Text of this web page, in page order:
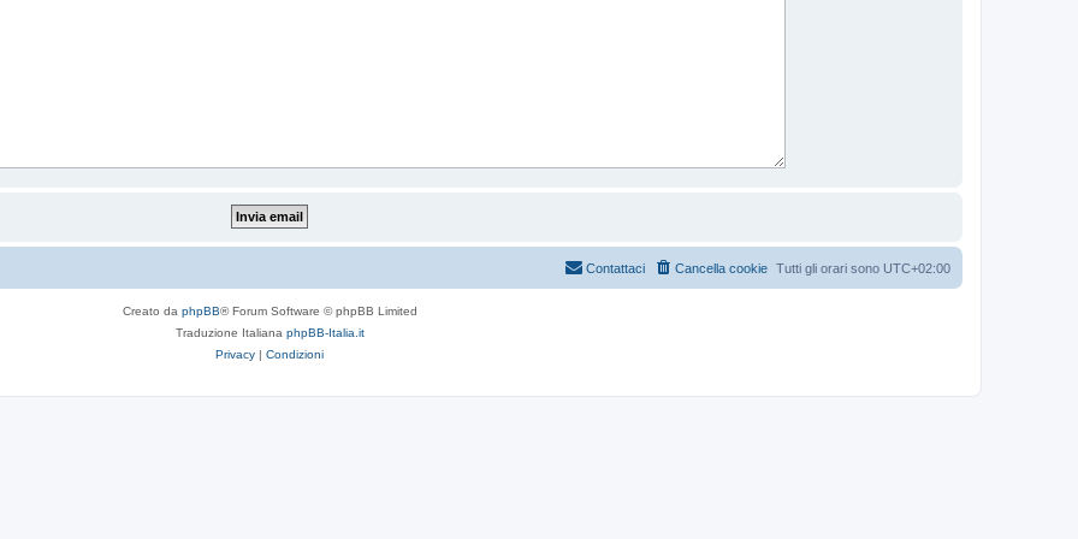
Tutti gli orari sono UTC+02:00
Cancella cookie
Contattaci
Creato da phpBB® Forum Software © phpBB Limited
Traduzione Italiana phpBB-Italia.it
Privacy | Condizioni